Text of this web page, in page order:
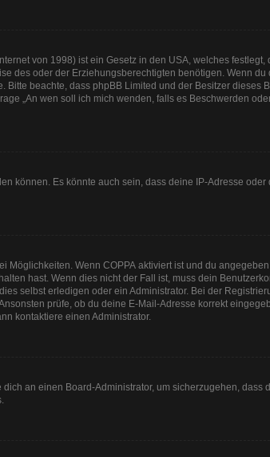
von 1998) ist ein Gesetz in den USA, welches festlegt,
des oder der Erziehungsberechtigten benötigen. Wenn du
beachte, dass phpBB Limited und der Besitzer dieses
„An wen soll ich mich wenden, falls es Beschwerden
können. Es könnte auch sein, dass deine IP-Adresse oder
Möglichkeiten. Wenn COPPA aktiviert ist und du angegeben
hast. Wenn dies nicht der Fall ist, muss dein
selbst erledigen oder ein Administrator. Bei der
prüfe, ob du deine E-Mail-Adresse korrekt
kontaktiere einen Administrator.
an einen Board-Administrator, um sicherzugehen, dass